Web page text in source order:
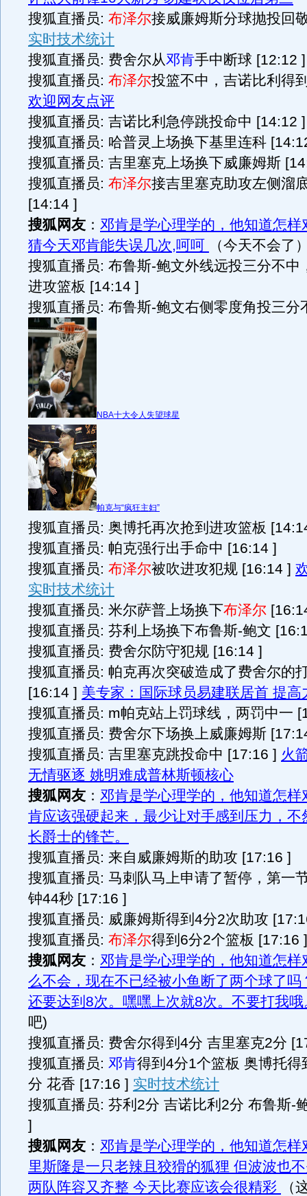
搜狐直播员: 布泽尔接威廉姆斯分球抛投回
实时技术统计
搜狐直播员: 费舍尔从邓肯手中断球 [12:12 ]
搜狐直播员: 布泽尔投篮不中，吉诺比利得
欢迎网友点评
搜狐直播员: 吉诺比利急停跳投命中 [14:12 ]
搜狐直播员: 哈普灵上场换下基里连科
搜狐直播员: 吉里塞克上场换下威廉姆斯
搜狐直播员: 布泽尔接吉里塞克助攻左侧溜
[14:14 ]
搜狐网友 ： 邓肯是学心理学的，他知道怎样
猜今天邓肯能失误几次,呵呵
（今天不会了
搜狐直播员: 布鲁斯-鲍文外线远投三分不中
进攻篮板 [14:14 ]
搜狐直播员: 布鲁斯-鲍文右侧零度角投三分
NBA十大令人失望球星
帕克与“疯狂主妇”
搜狐直播员: 奥博托再次抢到进攻篮板
搜狐直播员: 帕克强行出手命中 [16:14 ]
搜狐直播员: 布泽尔被吹进攻犯规 [16:14 ]
实时技术统计
搜狐直播员: 米尔萨普上场换下布泽尔
搜狐直播员: 芬利上场换下布鲁斯-鲍文
搜狐直播员: 费舍尔防守犯规 [16:14 ]
搜狐直播员: 帕克再次突破造成了费舍尔的
[16:14 ] 美专家：国际球员易建联居首 提高
搜狐直播员: m帕克站上罚球线，两罚中一
搜狐直播员: 费舍尔下场换上威廉姆斯
搜狐直播员: 吉里塞克跳投命中 [17:16 ] 火
无情驱逐 姚明难成普林斯顿核心
搜狐网友 ： 邓肯是学心理学的，他知道怎样
肯应该强硬起来，最少让对手感到压力，不
长爵士的锋芒。
搜狐直播员: 来自威廉姆斯的助攻 [17:16 ]
搜狐直播员: 马刺队马上申请了暂停，第一
钟44秒 [17:16 ]
搜狐直播员: 威廉姆斯得到4分2次助攻
搜狐直播员: 布泽尔得到6分2个篮板 [17:16 ]
搜狐网友 ： 邓肯是学心理学的，他知道怎样
么不会，现在不已经被小鱼断了两个球了吗
还要达到8次。嘿嘿上次就8次。不要打我
吧)
搜狐直播员: 费舍尔得到4分 吉里塞克2分
搜狐直播员: 邓肯得到4分1个篮板 奥博托得
分 花香 [17:16 ] 实时技术统计
搜狐直播员: 芬利2分 吉诺比利2分 布鲁斯-
]
搜狐网友 ： 邓肯是学心理学的，他知道怎样
里斯隆是一只老辣且狡猾的狐狸 但波波也
两队阵容又齐整 今天比赛应该会很精彩
（